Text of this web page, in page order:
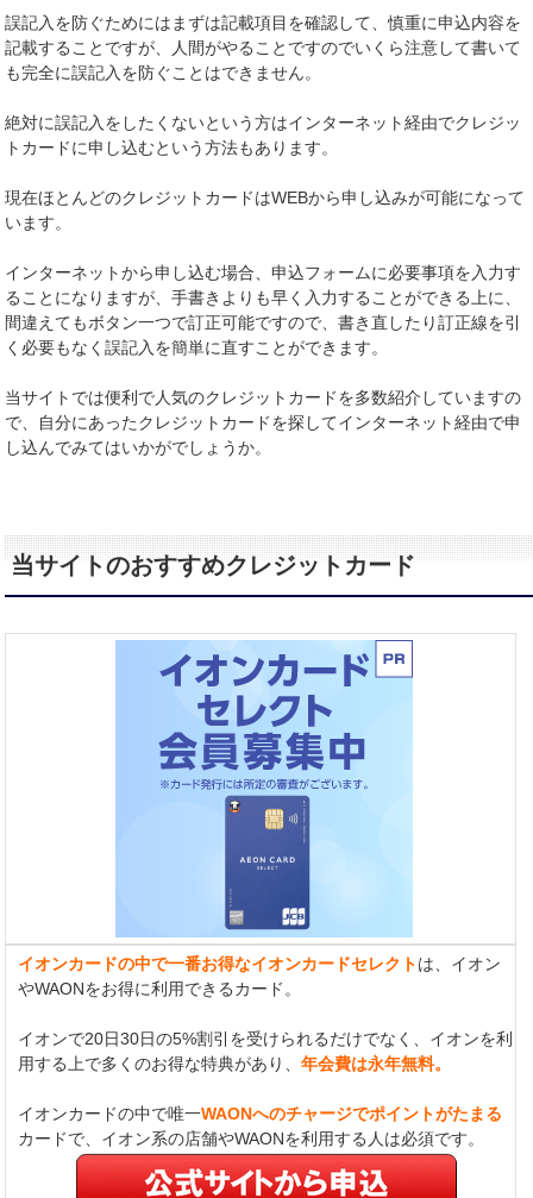
誤記入を防ぐためにはまずは記載項目を確認して、慎重に申込内容を
記載することですが、人間がやることですのでいくら注意して書いて
も完全に誤記入を防ぐことはできません。
絶対に誤記入をしたくないという方はインターネット経由でクレジッ
トカードに申し込むという方法もあります。
現在ほとんどのクレジットカードはWEBから申し込みが可能になって
います。
インターネットから申し込む場合、申込フォームに必要事項を入力す
ることになりますが、手書きよりも早く入力することができる上に、
間違えてもボタン一つで訂正可能ですので、書き直したり訂正線を引
く必要もなく誤記入を簡単に直すことができます。
当サイトでは便利で人気のクレジットカードを多数紹介していますの
で、自分にあったクレジットカードを探してインターネット経由で申
し込んでみてはいかがでしょうか。
当サイトのおすすめクレジットカード
イオンカードの中で一番お得なイオンカードセレクトは、イオン
やWAONをお得に利用できるカード。
イオンで20日30日の5%割引を受けられるだけでなく、イオンを利
用する上で多くのお得な特典があり、年会費は永年無料。
イオンカードの中で唯一WAONへのチャージでポイントがたまる
カードで、イオン系の店舗やWAONを利用する人は必須です。